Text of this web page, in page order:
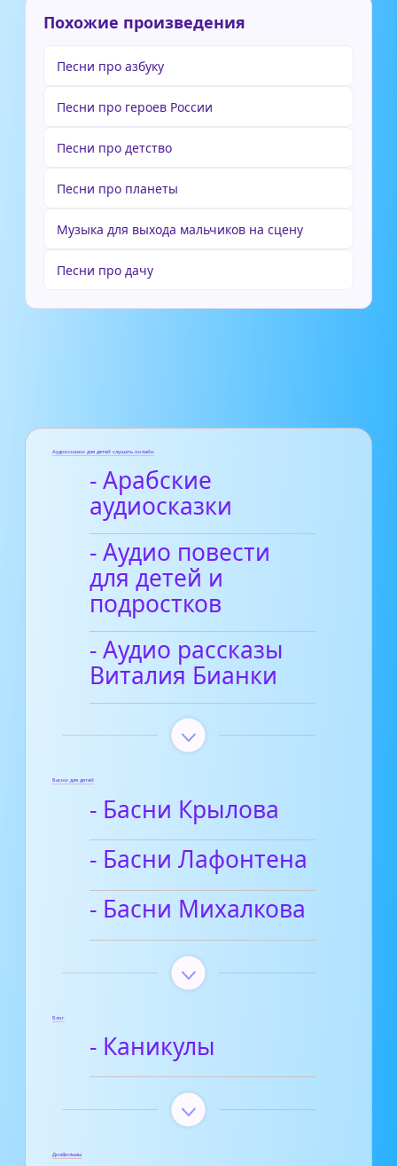
Похожие произведения
Песни про азбуку
Песни про героев России
Песни про детство
Песни про планеты
Музыка для выхода мальчиков на сцену
Песни про дачу
Аудиосказки для детей слушать онлайн
- Арабские
аудиосказки
- Аудио повести
для детей и
подростков
- Аудио рассказы
Виталия Бианки
Басни для детей
- Басни Крылова
- Басни Лафонтена
- Басни Михалкова
Блог
- Каникулы
Диафильмы